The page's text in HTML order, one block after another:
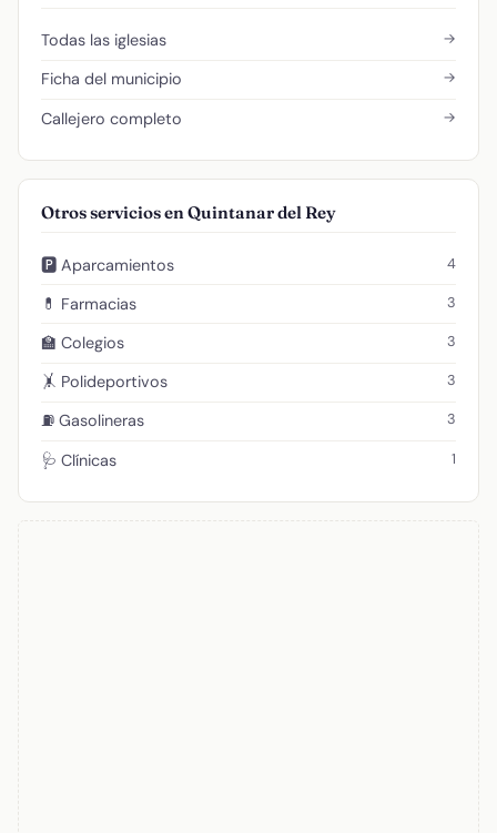
Todas las iglesias →
Ficha del municipio →
Callejero completo →
Otros servicios en Quintanar del Rey
🅿️ Aparcamientos 4
💊 Farmacias 3
🏫 Colegios 3
🤸 Polideportivos 3
⛽ Gasolineras 3
🩺 Clínicas 1